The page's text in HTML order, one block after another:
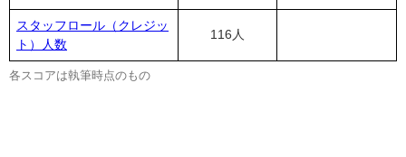
スタッフロール（クレジッ
ト）人数
116人
各スコアは執筆時点のもの